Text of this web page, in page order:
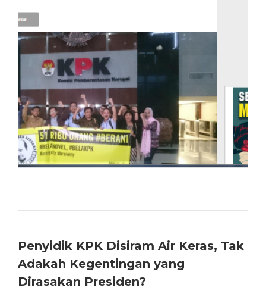
Penyidik KPK Disiram Air Keras, Tak
Adakah Kegentingan yang
Dirasakan Presiden?